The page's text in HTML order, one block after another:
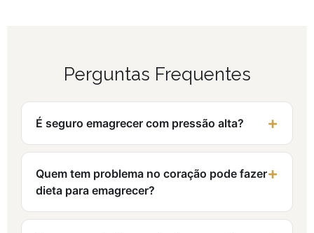
Perguntas Frequentes
É seguro emagrecer com pressão alta?
Quem tem problema no coração pode fazer
dieta para emagrecer?